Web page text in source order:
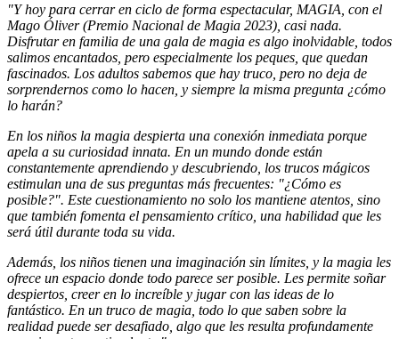
"Y hoy para cerrar en ciclo de forma espectacular, MAGIA, con el
Mago Óliver (Premio Nacional de Magia 2023), casi nada.
Disfrutar en familia de una gala de magia es algo inolvidable, todos
salimos encantados, pero especialmente los peques, que quedan
fascinados. Los adultos sabemos que hay truco, pero no deja de
sorprendernos como lo hacen, y siempre la misma pregunta ¿cómo
lo harán?
En los niños la magia despierta una conexión inmediata porque
apela a su curiosidad innata. En un mundo donde están
constantemente aprendiendo y descubriendo, los trucos mágicos
estimulan una de sus preguntas más frecuentes: "¿Cómo es
posible?". Este cuestionamiento no solo los mantiene atentos, sino
que también fomenta el pensamiento crítico, una habilidad que les
será útil durante toda su vida.
Además, los niños tienen una imaginación sin límites, y la magia les
ofrece un espacio donde todo parece ser posible. Les permite soñar
despiertos, creer en lo increíble y jugar con las ideas de lo
fantástico. En un truco de magia, todo lo que saben sobre la
realidad puede ser desafiado, algo que les resulta profundamente